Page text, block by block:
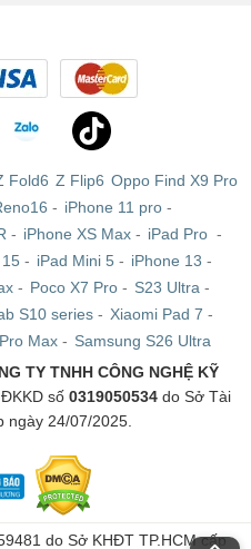
Fold6 Z Flip6 Oppo Find X9 Pro
- iPhone 11 pro-
- iPhone XS Max- iPad Pro -
- iPad Mini 5 - iPhone 13 -
- Poco X7 Pro - S23 Ultra -
S10 series - Xiaomi Pad 7 -
Max- Samsung S26 Ultra
TY TNHH CÔNG NGHỆ KỸ
số 0319050534 do Sở Tài
ngày 24/07/2025.
do Sở KHĐT TP.HCM cấp